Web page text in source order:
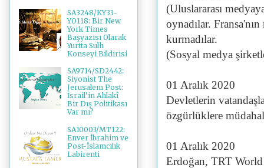
(Uluslararası
oynadılar.
kurmadılar.
(Sosyal medya
01 Aralık 2020
Devletlerin
özgürlüklere
01 Aralık 2020
Erdoğan, TRT
SA3248/KY33-
YO118: Bir New
York Times
Başyazısı Olarak
Yurtta Sulh
Konseyi Bildirisi
SA9714/SD2442:
Siyonist The
Jerusalem Post:
İsrail'in Ahlakî
Bir Dış Politikası
Var mı?
SA10003/MT122:
Enver İbrahim ve
Post-İslamcılık
Labirenti